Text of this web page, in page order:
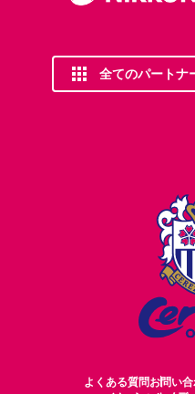
全てのパートナ
よくある質問お問い